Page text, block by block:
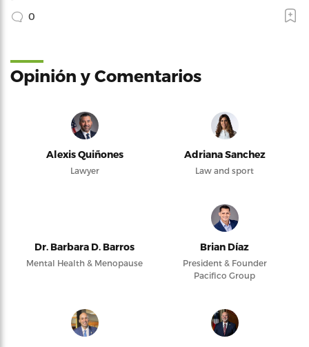
0
Opinión y Comentarios
Alexis Quiñones
Lawyer
Adriana Sanchez
Law and sport
Dr. Barbara D. Barros
Mental Health & Menopause
Brian Díaz
President & Founder
Pacifico Group